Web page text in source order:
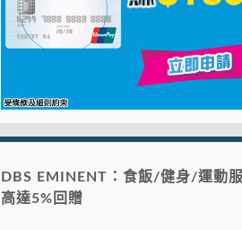
DBS EMINENT：食飯/健身/運動
高達5%回贈